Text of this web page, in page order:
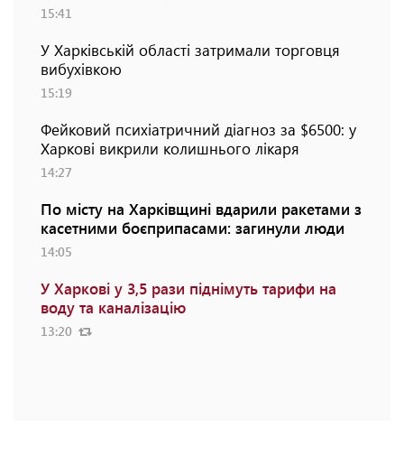
15:41
У Харківській області затримали торговця
вибухівкою
15:19
Фейковий психіатричний діагноз за $6500: у
Харкові викрили колишнього лікаря
14:27
По місту на Харківщині вдарили ракетами з
касетними боєприпасами: загинули люди
14:05
У Харкові у 3,5 рази піднімуть тарифи на
воду та каналізацію
13:20